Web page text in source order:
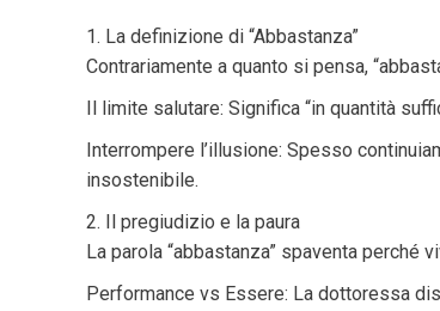
1. La definizione di “Abbastanza”
Contrariamente a quanto si pensa,
Il limite salutare: Significa “in quantità
Interrompere l’illusione: Spesso
insostenibile.
2. Il pregiudizio e la paura
La parola “abbastanza” spaventa
Performance vs Essere: La dottoressa